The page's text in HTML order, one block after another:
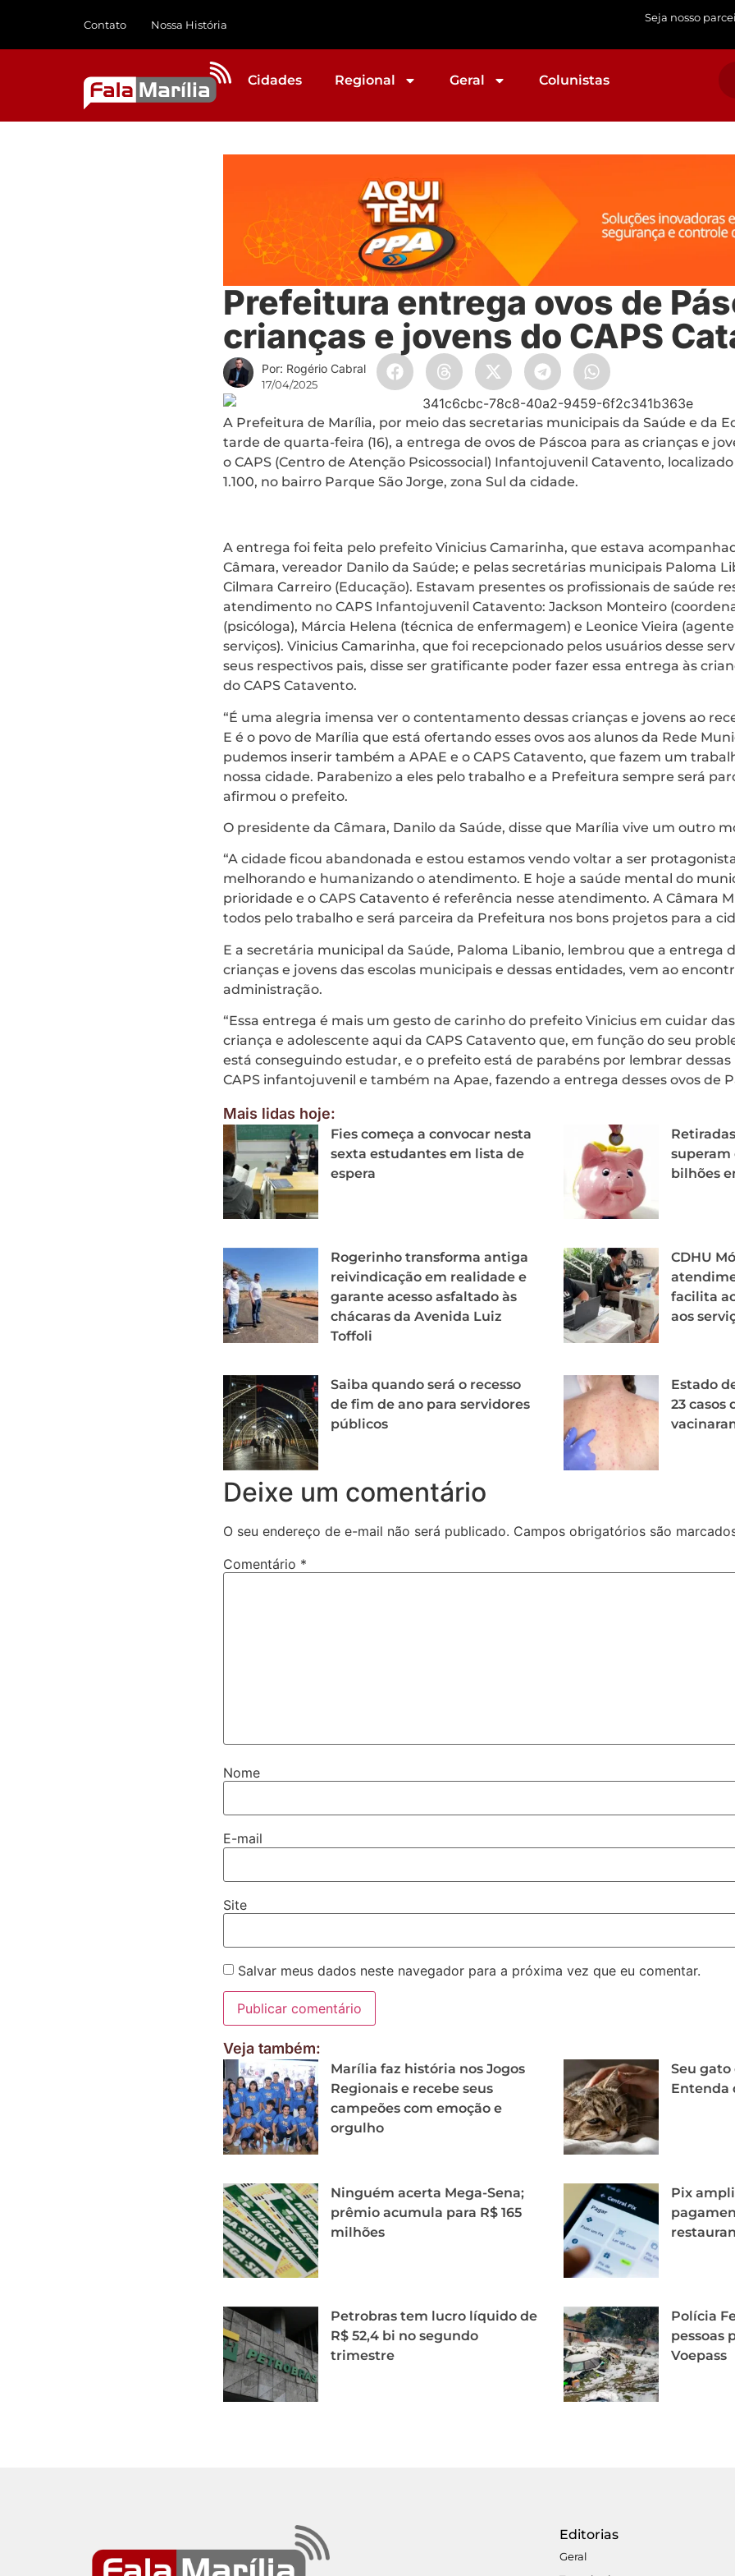
Contato Nossa História
Seja nosso
Cidades Regional Geral Colunistas
Prefeitura entrega ovos de
crianças e jovens do CAPS
Por: Rogério Cabral
17/04/2025
A Prefeitura de Marília, por meio das secretarias municipais da Saúde e da
tarde de quarta-feira (16), a entrega de ovos de Páscoa para as crianças e
o CAPS (Centro de Atenção Psicossocial) Infantojuvenil Catavento,
1.100, no bairro Parque São Jorge, zona Sul da cidade.
A entrega foi feita pelo prefeito Vinicius Camarinha, que estava
Câmara, vereador Danilo da Saúde; e pelas secretárias municipais Paloma
Cilmara Carreiro (Educação). Estavam presentes os profissionais de saúde
atendimento no CAPS Infantojuvenil Catavento: Jackson Monteiro
(psicóloga), Márcia Helena (técnica de enfermagem) e Leonice Vieira
serviços). Vinicius Camarinha, que foi recepcionado pelos usuários desse
seus respectivos pais, disse ser gratificante poder fazer essa entrega às
do CAPS Catavento.
“É uma alegria imensa ver o contentamento dessas crianças e jovens ao
E é o povo de Marília que está ofertando esses ovos aos alunos da Rede
pudemos inserir também a APAE e o CAPS Catavento, que fazem um
nossa cidade. Parabenizo a eles pelo trabalho e a Prefeitura sempre será
afirmou o prefeito.
O presidente da Câmara, Danilo da Saúde, disse que Marília vive um outro
“A cidade ficou abandonada e estou estamos vendo voltar a ser
melhorando e humanizando o atendimento. E hoje a saúde mental do
prioridade e o CAPS Catavento é referência nesse atendimento. A Câmara
todos pelo trabalho e será parceira da Prefeitura nos bons projetos para a
E a secretária municipal da Saúde, Paloma Libanio, lembrou que a entrega
crianças e jovens das escolas municipais e dessas entidades, vem ao
administração.
“Essa entrega é mais um gesto de carinho do prefeito Vinicius em cuidar
criança e adolescente aqui da CAPS Catavento que, em função do seu
está conseguindo estudar, e o prefeito está de parabéns por lembrar dessas
CAPS infantojuvenil e também na Apae, fazendo a entrega desses ovos de
Mais lidas hoje:
Fies começa a convocar nesta
sexta estudantes em lista de
espera
superam
bilhões
Rogerinho transforma antiga
reivindicação em realidade e
garante acesso asfaltado às
chácaras da Avenida Luiz
Toffoli
CDHU
facilita
aos
Saiba quando será o recesso
de fim de ano para servidores
públicos
Estado
23 casos
Deixe um comentário
O seu endereço de e-mail não será publicado. Campos obrigatórios são
Comentário *
Nome
E-mail
Site
Salvar meus dados neste navegador para a próxima vez que eu comentar.
Veja também:
Marília faz história nos Jogos
Regionais e recebe seus
campeões com emoção e
orgulho
Seu gato
Entenda
Ninguém acerta Mega-Sena;
prêmio acumula para R$ 165
milhões
Pix
Petrobras tem lucro líquido de
R$ 52,4 bi no segundo
trimestre
Polícia
pessoas
Voepass
Editorias
Geral